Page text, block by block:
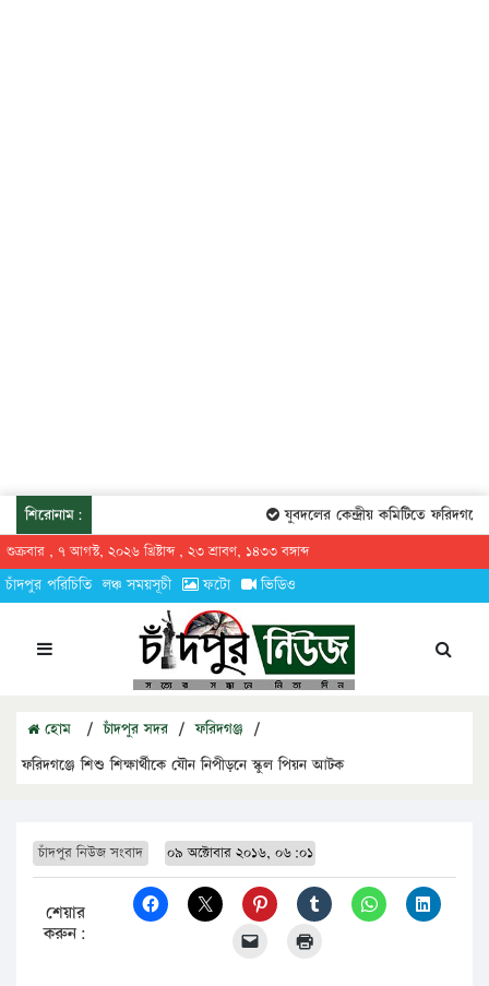
শিরোনাম: যুবদলের কেন্দ্রীয় কমিটিতে ফরিদগঞ্জের
শুক্রবার , ৭ আগস্ট, ২০২৬ খ্রিষ্টাব্দ , ২৩ শ্রাবণ, ১৪৩৩ বঙ্গাব্দ
চাঁদপুর পরিচিতি লঞ্চ সময়সূচী ফটো ভিডিও
হোম / চাঁদপুর সদর / ফরিদগঞ্জ /
ফরিদগঞ্জে শিশু শিক্ষার্থীকে যৌন নিপীড়নে স্কুল পিয়ন আটক
চাঁদপুর নিউজ সংবাদ ০৯ অক্টোবার ২০১৬, ০৬:০১
শেয়ার
করুন: